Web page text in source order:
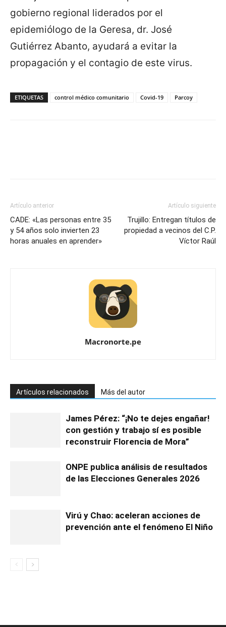
gobierno regional liderados por el
epidemiólogo de la Geresa, dr. José
Gutiérrez Abanto, ayudará a evitar la
propagación y el contagio de este virus.
ETIQUETAS control médico comunitario Covid-19 Parcoy
Artículo anterior
CADE: «Las personas entre 35
y 54 años solo invierten 23
horas anuales en aprender»
Artículo siguiente
Trujillo: Entregan títulos de
propiedad a vecinos del C.P.
Víctor Raúl
Macronorte.pe
Artículos relacionados Más del autor
James Pérez: “¡No te dejes engañar!
con gestión y trabajo sí es posible
reconstruir Florencia de Mora”
ONPE publica análisis de resultados
de las Elecciones Generales 2026
Virú y Chao: aceleran acciones de
prevención ante el fenómeno El Niño